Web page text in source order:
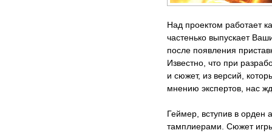
Над проектом работает
частенько выпускает
после появления
Известно, что при
и сюжет, из версий,
мнению экспертов, нас
Геймер, вступив в орден
тамплиерами. Сюжет